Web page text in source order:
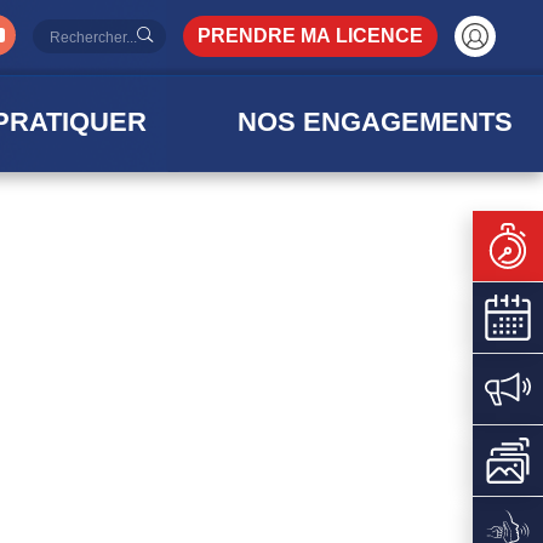
PRENDRE MA LICENCE
NOS ENGAGEMENTS